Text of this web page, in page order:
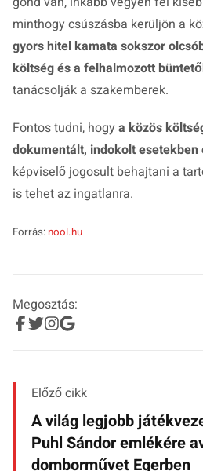
minthogy csúszásba kerüljön a
gyors hitel kamata sokszor
költség és a felhalmozott
tanácsolják a szakemberek.
Fontos tudni, hogy a közös
dokumentált, indokolt esetekben
képviselő jogosult behajtani a
is tehet az ingatlanra.
Forrás: nool.hu
Megosztás:
Előző cikk
A világ legjobb
Puhl Sándor emlékére
domborművet Egerben